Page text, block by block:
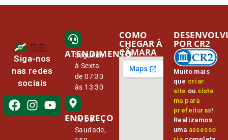
Siga-nos
nas redes
sociais
ATENDIMENTO
Segunda
à Sexta
de 07:30
às 13:30
ENDEREÇO
Tv Da
Saudade,
COMO
CHEGAR À
CÂMARA
Muito mais
que criar
site ou siste
ma para
prefeituras!
Realizamos
uma assesso
POR CR2